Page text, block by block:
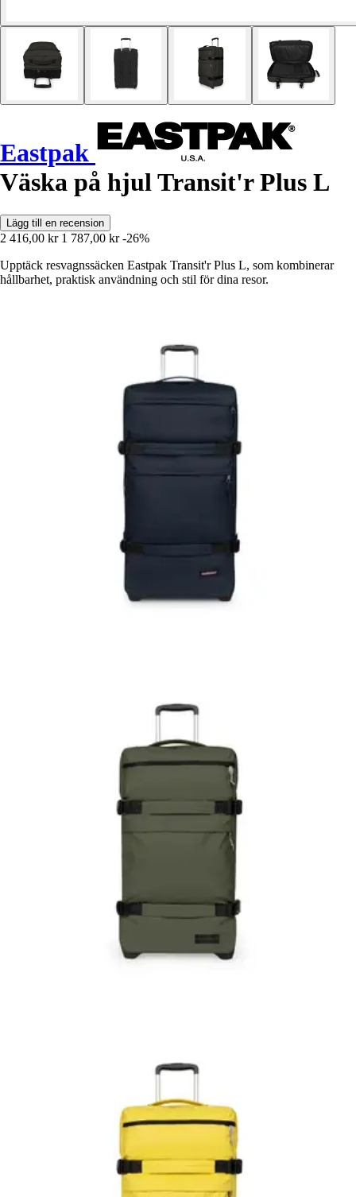
Eastpak
Väska på hjul Transit'r Plus L
Lägg till en recension
2 416,00 kr 1 787,00 kr -26%
Upptäck resvagnssäcken Eastpak Transit'r Plus L, som kombinerar
hållbarhet, praktisk användning och stil för dina resor.